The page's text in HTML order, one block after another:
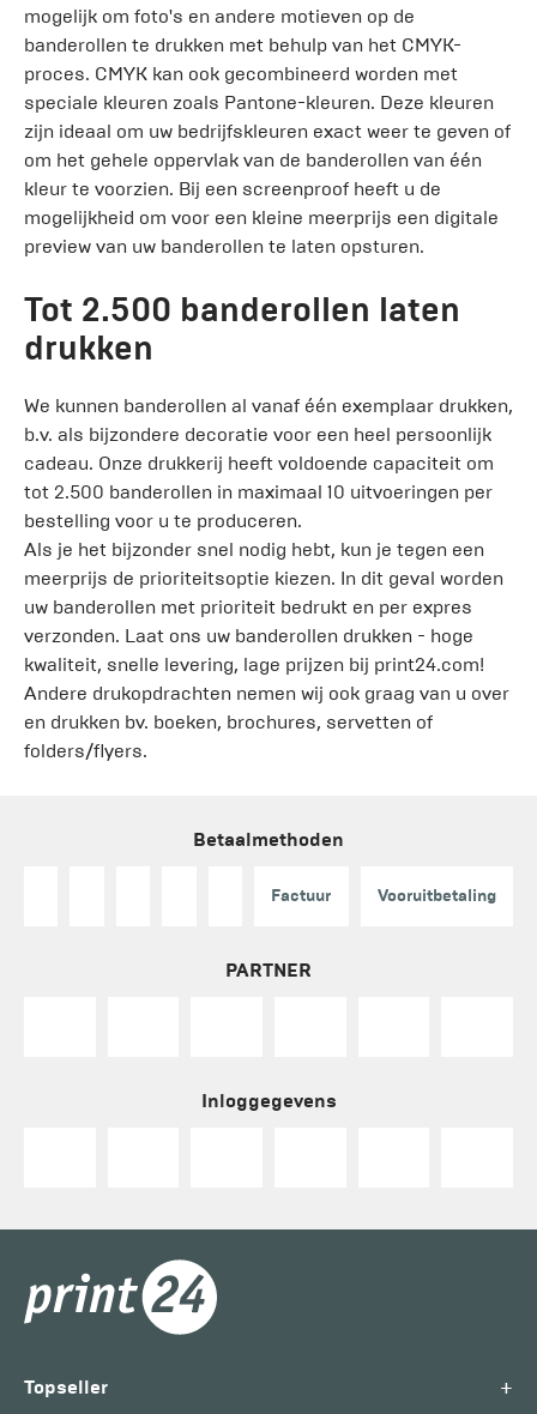
mogelijk om foto's en andere motieven op de
banderollen te drukken met behulp van het CMYK-
proces. CMYK kan ook gecombineerd worden met
speciale kleuren zoals Pantone-kleuren. Deze kleuren
zijn ideaal om uw bedrijfskleuren exact weer te geven of
om het gehele oppervlak van de banderollen van één
kleur te voorzien. Bij een screenproof heeft u de
mogelijkheid om voor een kleine meerprijs een digitale
preview van uw banderollen te laten opsturen.
Tot 2.500 banderollen laten
drukken
We kunnen banderollen al vanaf één exemplaar drukken,
b.v. als bijzondere decoratie voor een heel persoonlijk
cadeau. Onze drukkerij heeft voldoende capaciteit om
tot 2.500 banderollen in maximaal 10 uitvoeringen per
bestelling voor u te produceren.
Als je het bijzonder snel nodig hebt, kun je tegen een
meerprijs de prioriteitsoptie kiezen. In dit geval worden
uw banderollen met prioriteit bedrukt en per expres
verzonden. Laat ons uw banderollen drukken - hoge
kwaliteit, snelle levering, lage prijzen bij print24.com!
Andere drukopdrachten nemen wij ook graag van u over
en drukken bv. boeken, brochures, servetten of
folders/flyers.
Betaalmethoden
Factuur Vooruitbetaling
PARTNER
Inloggegevens
Topseller +